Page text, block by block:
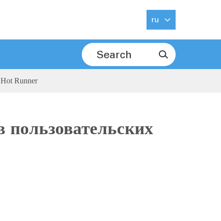
ru

Runner